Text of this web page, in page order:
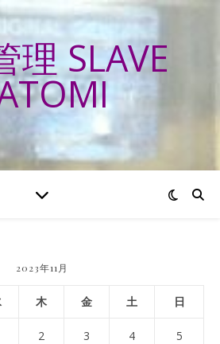
理 SLAVE
2023年11月
木 金 土 日
2 3 4 5